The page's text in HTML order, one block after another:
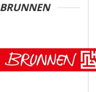
BRUNNEN